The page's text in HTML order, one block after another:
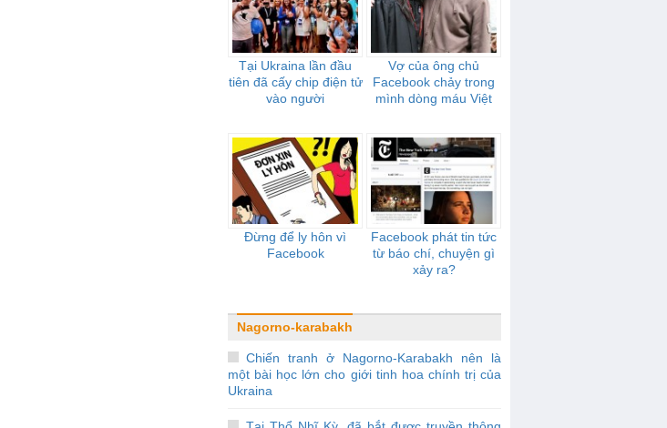
Tại Ukraina lần đầu
tiên đã cấy chip điện tử
vào người
Vợ của ông chủ
Facebook chảy trong
mình dòng máu Việt
Đừng để ly hôn vì
Facebook
Facebook phát tin tức
từ báo chí, chuyện gì
xảy ra?
Nagorno-karabakh
Chiến tranh ở Nagorno-Karabakh nên là
một bài học lớn cho giới tinh hoa chính trị của
Ukraina